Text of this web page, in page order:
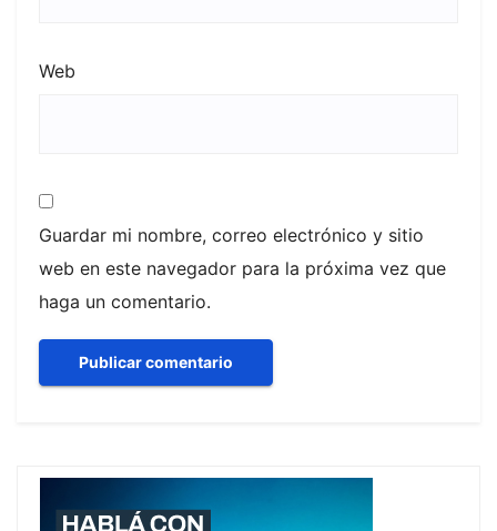
Web
Guardar mi nombre, correo electrónico y sitio
web en este navegador para la próxima vez que
haga un comentario.